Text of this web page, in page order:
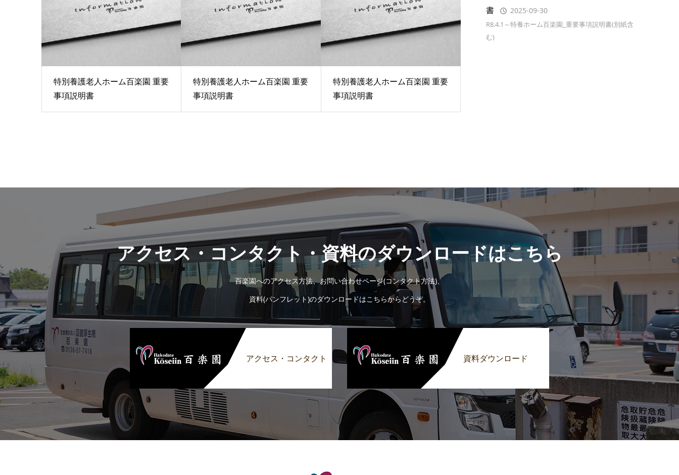
特別養護老人ホーム百楽園 重要
事項説明書
特別養護老人ホーム百楽園 重要
事項説明書
特別養護老人ホーム百楽園 重要
事項説明書
書
2025-09-30
R8.4.1～特養ホーム百楽園_重要事項説明書(別紙含
む)
アクセス・コンタクト・資料のダウンロードはこちら
百楽園へのアクセス方法、お問い合わせページ(コンタクト方法)、
資料(パンフレット)のダウンロードはこちらからどうぞ。
アクセス・コンタクト 資料ダウンロード